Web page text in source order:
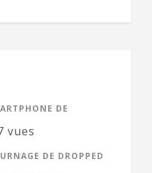
DE
vues
DE DROPPED